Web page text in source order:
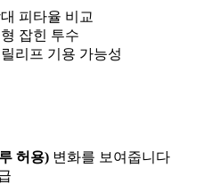
피타율 비교
잡힌 투수
리프 기용 가능성
허용) 변화를 보여줍니다